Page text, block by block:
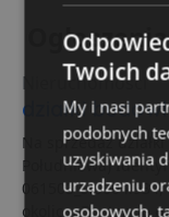
Nieruchomości
działki
Na sprzedaż
Południowa)
okolica. Dostępne
Twoich
My i nasi
podobnych
uzyskiwania
urządzeniu
osobowych,